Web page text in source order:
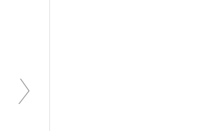
Next